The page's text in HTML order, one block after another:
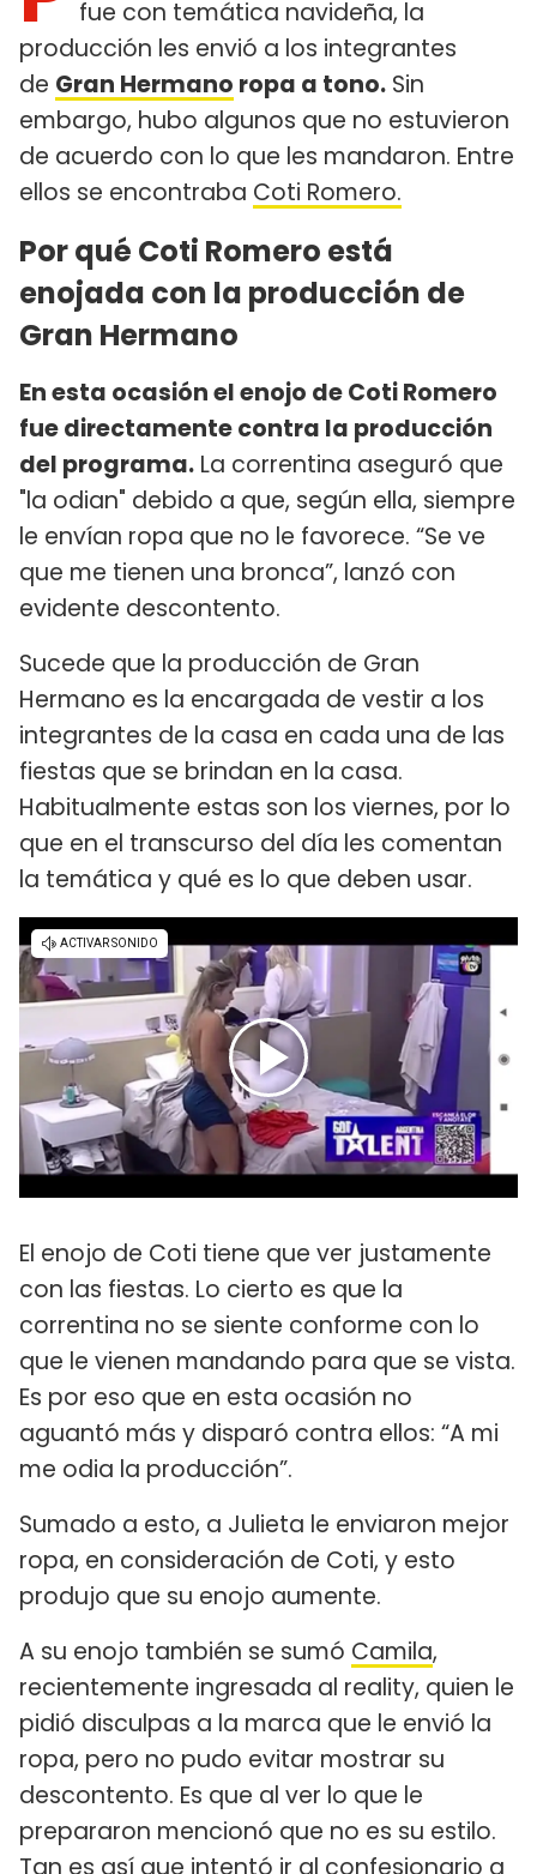
fue con temática navideña, la
producción les envió a los integrantes
de Gran Hermano ropa a tono. Sin
embargo, hubo algunos que no estuvieron
de acuerdo con lo que les mandaron. Entre
ellos se encontraba Coti Romero.
Por qué Coti Romero está
enojada con la producción de
Gran Hermano
En esta ocasión el enojo de Coti Romero
fue directamente contra la producción
del programa. La correntina aseguró que
"la odian" debido a que, según ella, siempre
le envían ropa que no le favorece. “Se ve
que me tienen una bronca”, lanzó con
evidente descontento.
Sucede que la producción de Gran
Hermano es la encargada de vestir a los
integrantes de la casa en cada una de las
fiestas que se brindan en la casa.
Habitualmente estas son los viernes, por lo
que en el transcurso del día les comentan
la temática y qué es lo que deben usar.
El enojo de Coti tiene que ver justamente
con las fiestas. Lo cierto es que la
correntina no se siente conforme con lo
que le vienen mandando para que se vista.
Es por eso que en esta ocasión no
aguantó más y disparó contra ellos: “A mi
me odia la producción”.
Sumado a esto, a Julieta le enviaron mejor
ropa, en consideración de Coti, y esto
produjo que su enojo aumente.
A su enojo también se sumó Camila,
recientemente ingresada al reality, quien le
pidió disculpas a la marca que le envió la
ropa, pero no pudo evitar mostrar su
descontento. Es que al ver lo que le
prepararon mencionó que no es su estilo.
Tan es así que intentó ir al confesionario a